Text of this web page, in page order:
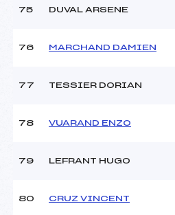
75 DUVAL ARSENE
76 MARCHAND DAMIEN
77 TESSIER DORIAN
78 VUARAND ENZO
79 LEFRANT HUGO
80 CRUZ VINCENT